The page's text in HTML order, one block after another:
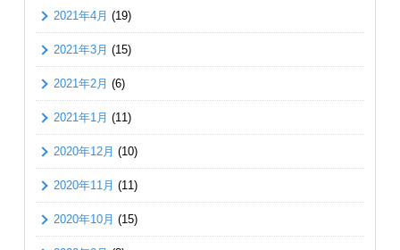
2021年4月 (19)
2021年3月 (15)
2021年2月 (6)
2021年1月 (11)
2020年12月 (10)
2020年11月 (11)
2020年10月 (15)